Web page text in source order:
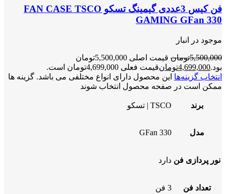
فن کیس 3عددی گیمینگ تسکو FAN CASE TSCO
GAMING GFan 330
موجود در انبار
5,500,000تومان
قیمت اصلی 5,500,000تومان
بود.4,699,000تومانقیمت فعلی 4,699,000تومان است.
انتخاب گزینه‌ها این محصول دارای انواع مختلفی می باشد. گزینه ها
ممکن است در صفحه محصول انتخاب شوند
برند TSCO | تسکو
مدل GFan 330
نور پردازی فن دارد
تعداد فن 3 فن